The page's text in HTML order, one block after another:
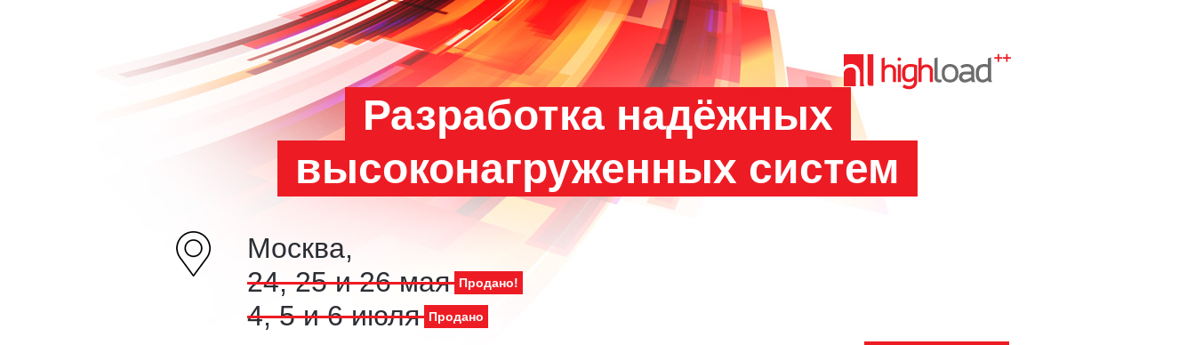
Разработка надёжных
высоконагруженных систем
Москва,
24, 25 и 26 мая
Продано!
4, 5 и 6 июля Продано